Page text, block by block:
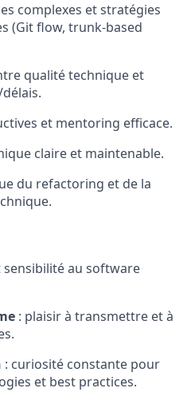
complexes et stratégies
(Git flow, trunk-based
qualité technique et
et mentoring efficace.
claire et maintenable.
du refactoring et de la
sensibilité au software
: plaisir à transmettre et à
: curiosité constante pour
et best practices.